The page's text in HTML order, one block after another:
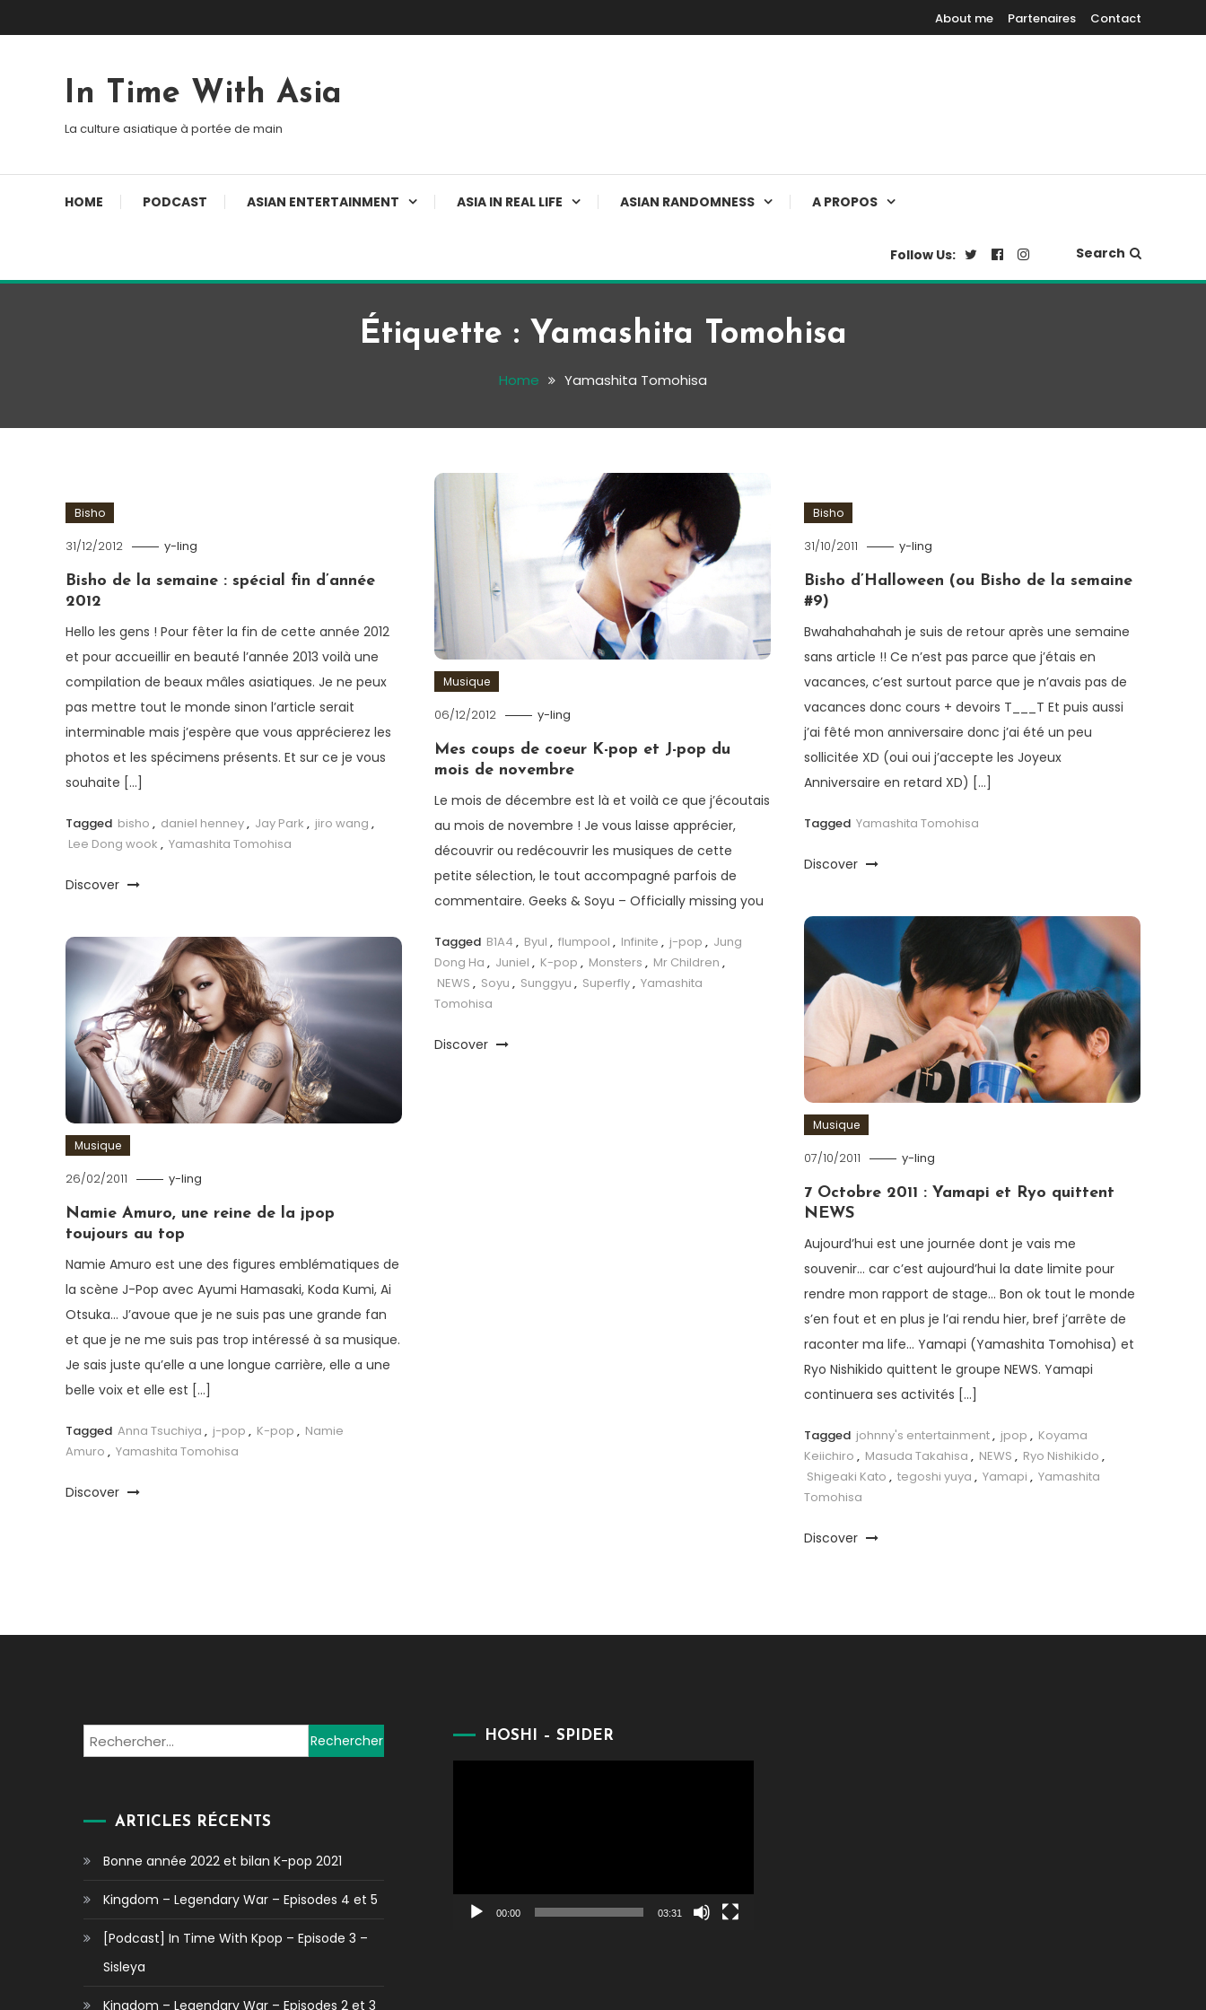
About me Partenaires Contact
In Time With Asia
La culture asiatique à portée de main
HOME PODCAST ASIAN ENTERTAINMENT ASIA IN REAL LIFE ASIAN RANDOMNESS A PROPOS
Follow Us: Search
Étiquette : Yamashita Tomohisa
Home Yamashita Tomohisa
Bisho
31/12/2012 y-ling
Bisho de la semaine : spécial fin d’année
2012
Hello les gens ! Pour fêter la fin de cette année 2012
et pour accueillir en beauté l’année 2013 voilà une
compilation de beaux mâles asiatiques. Je ne peux
pas mettre tout le monde sinon l’article serait
interminable mais j’espère que vous apprécierez les
photos et les spécimens présents. Et sur ce je vous
souhaite […]
Tagged bisho , daniel henney, Jay Park , jiro wang ,
Lee Dong wook , Yamashita Tomohisa
Discover
Musique
06/12/2012 y-ling
Mes coups de coeur K-pop et J-pop du
mois de novembre
Le mois de décembre est là et voilà ce que j’écoutais
au mois de novembre ! Je vous laisse apprécier,
découvrir ou redécouvrir les musiques de cette
petite sélection, le tout accompagné parfois de
commentaire. Geeks & Soyu – Officially missing you
Tagged B1A4 , Byul , flumpool , Infinite , j-pop , Jung
Dong Ha , Juniel , K-pop , Monsters , Mr Children ,
NEWS , Soyu , Sunggyu , Superfly, Yamashita
Tomohisa
Discover
Bisho
31/10/2011 y-ling
Bisho d’Halloween (ou Bisho de la semaine
#9)
Bwahahahahah je suis de retour après une semaine
sans article !! Ce n’est pas parce que j’étais en
vacances, c’est surtout parce que je n’avais pas de
vacances donc cours + devoirs T___T Et puis aussi
j’ai fêté mon anniversaire donc j’ai été un peu
sollicitée XD (oui oui j’accepte les Joyeux
Anniversaire en retard XD) […]
Tagged Yamashita Tomohisa
Discover
Musique
07/10/2011 y-ling
7 Octobre 2011 : Yamapi et Ryo quittent
NEWS
Aujourd’hui est une journée dont je vais me
souvenir… car c’est aujourd’hui la date limite pour
rendre mon rapport de stage… Bon ok tout le monde
s’en fout et en plus je l’ai rendu hier, bref j’arrête de
raconter ma life… Yamapi (Yamashita Tomohisa) et
Ryo Nishikido quittent le groupe NEWS. Yamapi
continuera ses activités […]
Tagged johnny's entertainment, jpop , Koyama
Keiichiro , Masuda Takahisa , NEWS , Ryo Nishikido ,
Shigeaki Kato , tegoshi yuya , Yamapi , Yamashita
Tomohisa
Discover
Musique
26/02/2011 y-ling
Namie Amuro, une reine de la jpop
toujours au top
Namie Amuro est une des figures emblématiques de
la scène J-Pop avec Ayumi Hamasaki, Koda Kumi, Ai
Otsuka… J’avoue que je ne suis pas une grande fan
et que je ne me suis pas trop intéressé à sa musique.
Je sais juste qu’elle a une longue carrière, elle a une
belle voix et elle est […]
Tagged Anna Tsuchiya , j-pop , K-pop , Namie
Amuro , Yamashita Tomohisa
Discover
Rechercher :
ARTICLES RÉCENTS
Bonne année 2022 et bilan K-pop 2021
Kingdom – Legendary War – Episodes 4 et 5
[Podcast] In Time With Kpop – Episode 3 –
Sisleya
Kingdom – Legendary War – Episodes 2 et 3
HOSHI – SPIDER
00:00 03:31